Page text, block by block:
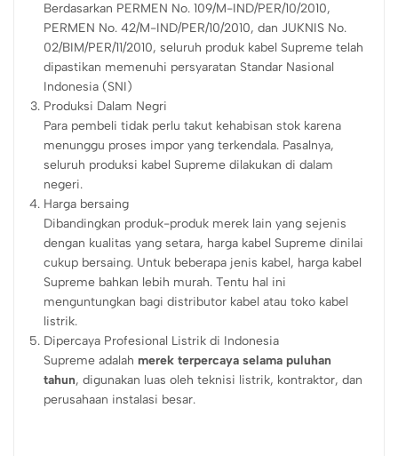
Berdasarkan PERMEN No. 109/M-IND/PER/10/2010,
PERMEN No. 42/M-IND/PER/10/2010, dan JUKNIS No.
02/BIM/PER/11/2010, seluruh produk kabel Supreme telah
dipastikan memenuhi persyaratan Standar Nasional
Indonesia (SNI)
Produksi Dalam Negri
Para pembeli tidak perlu takut kehabisan stok karena
menunggu proses impor yang terkendala. Pasalnya,
seluruh produksi kabel Supreme dilakukan di dalam
negeri.
Harga bersaing
Dibandingkan produk-produk merek lain yang sejenis
dengan kualitas yang setara, harga kabel Supreme dinilai
cukup bersaing. Untuk beberapa jenis kabel, harga kabel
Supreme bahkan lebih murah. Tentu hal ini
menguntungkan bagi distributor kabel atau toko kabel
listrik.
Dipercaya Profesional Listrik di Indonesia
Supreme adalahmerek terpercaya selama puluhan
tahun, digunakan luas oleh teknisi listrik, kontraktor, dan
perusahaan instalasi besar.